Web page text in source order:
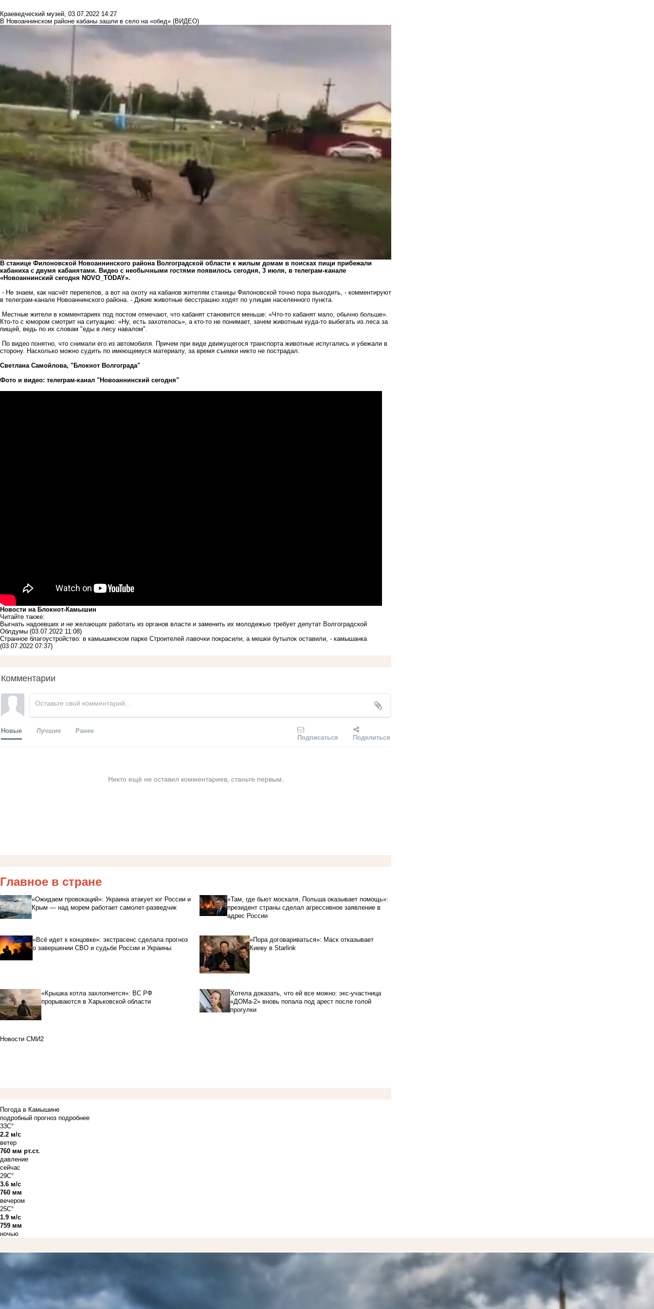
Краеведческий музей, 03.07.2022 14:27
В Новоаннинском районе кабаны зашли в село на «обед» (ВИДЕО)
В станице Филоновской Новоаннинского района Волгоградской области к жилым домам в поисках пищи прибежали
кабаниха с двумя кабанятами. Видео с необычными гостями появилось сегодня, 3 июля, в телеграм-канале
«Новоаннинский сегодня NOVO_TODAY».
- Не знаем, как насчёт перепелов, а вот на охоту на кабанов жителям станицы Филоновской точно пора выходить, - комментируют
в телеграм-канале Новоаннинского района. - Дикие животные бесстрашно ходят по улицам населенного пункта.
Местные жители в комментариях под постом отмечают, что кабанят становится меньше: «Что-то кабанят мало, обычно больше».
Кто-то с юмором смотрит на ситуацию: «Ну, есть захотелось», а кто-то не понимает, зачем животным куда-то выбегать из леса за
пищей, ведь по их словам "еды в лесу навалом".
По видео понятно, что снимали его из автомобиля. Причем при виде движущегося транспорта животные испугались и убежали в
сторону. Насколько можно судить по имеющемуся материалу, за время съемки никто не пострадал.
Светлана Самойлова, "Блокнот Волгограда"
Фото и видео: телеграм-канал "Новоаннинский сегодня"
Новости на Блoкнoт-Камышин
Читайте также:
Выгнать надоевших и не желающих работать из органов власти и заменить их молодежью требует депутат Волгоградской
Облдумы (03.07.2022 11:08)
Странное благоустройство: в камышинском парке Строителей лавочки покрасили, а мешки бутылок оставили, - камышанка
(03.07.2022 07:37)
Комментарии
Новые Лучшие Ранее
Подписаться Поделиться
Никто ещё не оставил комментариев, станьте первым.
Главное в стране
«Ожидаем провокаций»: Украина атакует юг России и
Крым — над морем работает самолет-разведчик
«Там, где бьют москаля, Польша оказывает помощь»:
президент страны сделал агрессивное заявление в
адрес России
«Всё идет к концовке»: экстрасенс сделала прогноз
о завершении СВО и судьбе России и Украины
«Пора договариваться»: Маск отказывает
Киеву в Starlink
«Крышка котла захлопнется»: ВС РФ
прорываются в Харьковской области
Хотела доказать, что ей все можно: экс-участница
«ДОМа-2» вновь попала под арест после голой
прогулки
Новости СМИ2
Погода в Камышине
подробный прогноз подробнее
33C°
2.2 м/с
ветер
760 мм рт.ст.
давление
сейчас
29C°
3.6 м/с
760 мм
вечером
25C°
1.9 м/с
759 мм
ночью